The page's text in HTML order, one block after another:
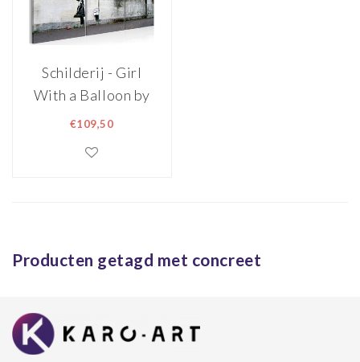
Schilderij - Girl
With a Balloon by
Banksy
€109,50
Producten getagd met concreet